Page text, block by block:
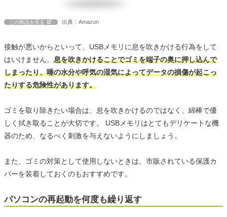
この商品を見る 出典：Amazon
接触が悪いからといって、USBメモリに息を吹きかける行為をして
はいけません。 息を吹きかけることでゴミを端子の奥に押し込んで
しまったり、唾の水分や呼気の湿気によってデータの損傷が起こっ
たりする危険性があります。
ゴミを取り除きたい場合は、息を吹きかけるのではなく、綿棒で優
しく拭き取ることが大切です。 USBメモリはとてもデリケートな機
器のため、なるべく刺激を与えないようにしましょう。
また、ゴミの対策として使用しないときは、市販されている保護カ
バーを装着しておくのもおすすめです。
パソコンの再起動を何度も繰り返す